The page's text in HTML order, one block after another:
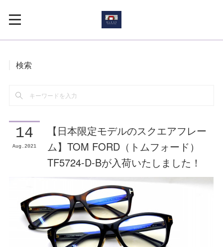
検索
14
Aug 2021
【日本限定モデルのスクエアフレー
ム】TOM FORD（トムフォード）
TF5724-D-Bが入荷いたしました！